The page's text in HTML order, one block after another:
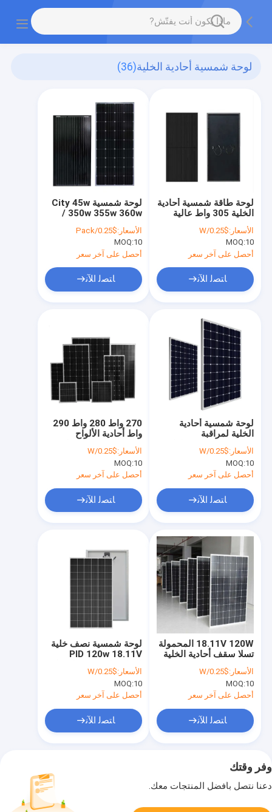
لوحة شمسية أحادية الخلية(36)
لوحة شمسية City 45w
350w 355w 360w /
خلية من صن باور
الأسعار:$0.25/Pack
MOQ:10
أحصل على آخر سعر
ﺎﺘﺼﻟ ﺍﻶﻧ
لوحة طاقة شمسية أحادية
الخلية 305 واط عالية
واط 330 واط 340 واط
الأسعار:$0.25/W
MOQ:10
أحصل على آخر سعر
ﺎﺘﺼﻟ ﺍﻶﻧ
270 واط 280 واط 290
واط أحادية الألواح
الخلية
الأسعار:$0.25/W
MOQ:10
أحصل على آخر سعر
ﺎﺘﺼﻟ ﺍﻶﻧ
لوحة شمسية أحادية
الخلية لمراقبة
الطاقة
الأسعار:$0.25/W
MOQ:10
أحصل على آخر سعر
ﺎﺘﺼﻟ ﺍﻶﻧ
لوحة شمسية نصف خلية
PID 120w 18.11V
للنظام الشمسي المنزلي
CEC
الأسعار:$0.25/W
MOQ:10
أحصل على آخر سعر
ﺎﺘﺼﻟ ﺍﻶﻧ
18.11V 120W المحمولة
تسلا سقف أحادية الخلية
لوحة شمسية PERC
الأسعار:$0.25/W
MOQ:10
أحصل على آخر سعر
ﺎﺘﺼﻟ ﺍﻶﻧ
وفر وقتك
دعنا نتصل بأفضل المنتجات معك.